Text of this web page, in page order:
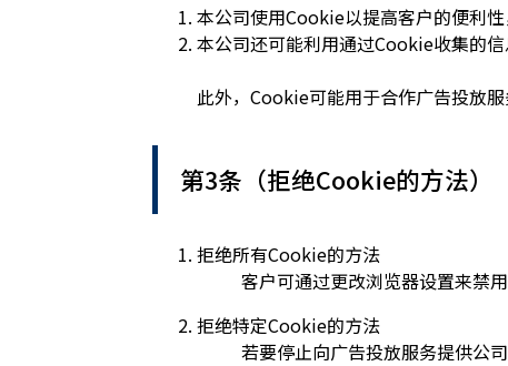
本公司使用Cookie以提高客户的便利
本公司还可能利用通过Cookie收集的
此外，Cookie可能用于合作广告投放
第3条（拒绝Cookie的方法）
拒绝所有Cookie的方法
客户可通过更改浏览器设置来禁
拒绝特定Cookie的方法
若要停止向广告投放服务提供公